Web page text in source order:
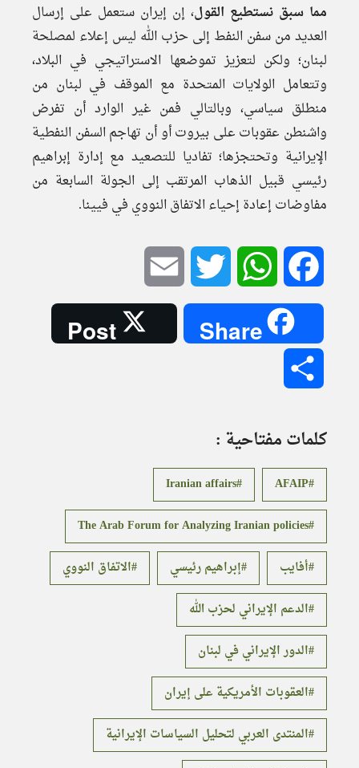
مما سبق نستطيع القول، إن إيران ستعمل على إرسال
العديد من سفن النفط إلى حزب الله ليس إعلاء لمصلحة
لبنان؛ ولكن لتعزيز تموضعها الاستراتيجي في البلاد،
وتتعامل الولايات المتحدة مع الموقف في لبنان من
منطلق سياسي، وبالتالي فمن غير الوارد أن تفرض
واشنطن عقوبات على بيروت أو أن تهاجم السفن النفطية
الإيرانية وتحتجزها؛ تفاديا للتصعيد مع إدارة إبراهيم
رئيسي قبيل الذهاب المرتقب إلى الجولة السابعة من
مفاوضات إعادة إحياء الاتفاق النووي في فيينا.
Facebook
WhatsApp
Twitter
Share
Post
كلمات مفتاحية :
AFAIP
Iranian affairs
The Arab Forum for Analyzing Iranian policies
أفايب
إبراهيم رئيسي
الاتفاق النووي
الدعم الإيراني لحزب الله
الدور الإيراني في لبنان
العقوبات الأمريكية على إيران
المنتدى العربي لتحليل السياسات الإيرانية